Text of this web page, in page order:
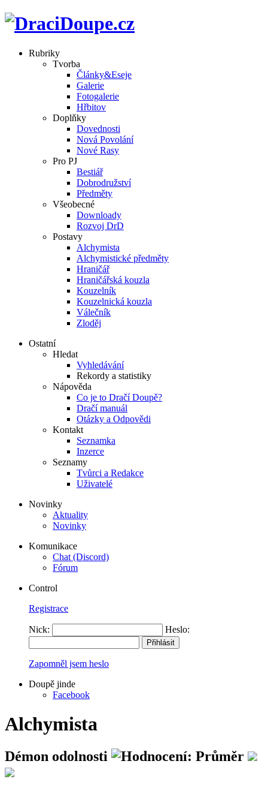
Rubriky
Tvorba
Články&Eseje
Galerie
Fotogalerie
Hřbitov
Doplňky
Dovednosti
Nová Povolání
Nové Rasy
Pro PJ
Bestiář
Dobrodružství
Předměty
Všeobecné
Downloady
Rozvoj DrD
Postavy
Alchymista
Alchymistické předměty
Hraničář
Hraničářská kouzla
Kouzelník
Kouzelnická kouzla
Válečník
Zloděj
Ostatní
Hledat
Vyhledávání
Rekordy a statistiky
Nápověda
Co je to Dračí Doupě?
Dračí manuál
Otázky a Odpovědi
Kontakt
Seznamka
Inzerce
Seznamy
Tvůrci a Redakce
Uživatelé
Novinky
Aktuality
Novinky
Komunikace
Chat (Discord)
Fórum
Control
Registrace
Nick: Heslo:
Zapomněl jsem heslo
Doupě jinde
Facebook
Alchymista
Démon odolnosti